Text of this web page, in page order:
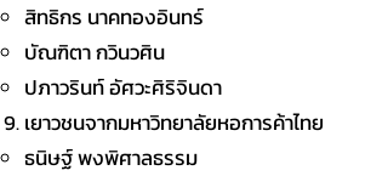
สิทธิกร นาคทองอินทร์
บัณฑิตา กวินวศิน
ปภาวรินท์ อัศวะศิริจินดา
เยาวชนจากมหาวิทยาลัยหอการค้าไทย
ธนิษฐ์ พงพิศาลธรรม